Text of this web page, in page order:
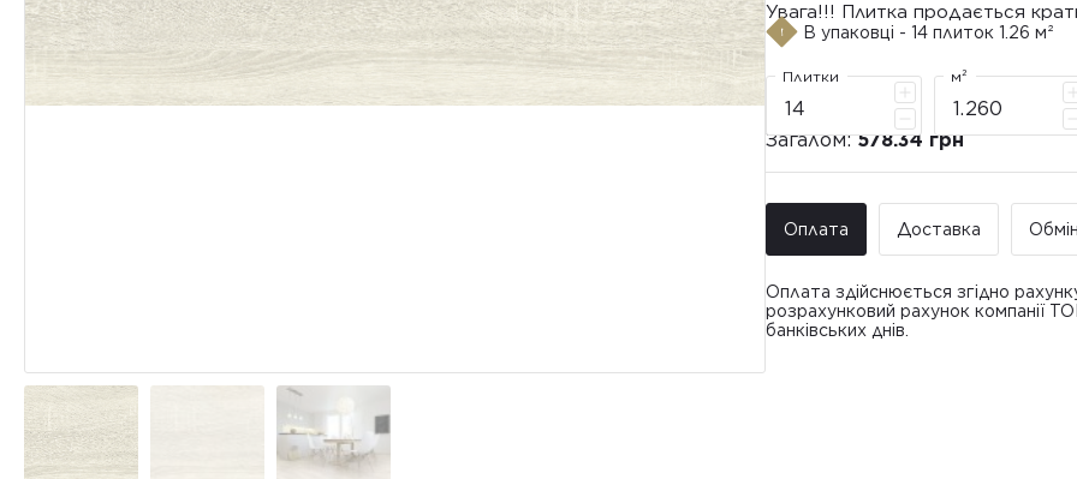
Увага!!! Плитка продається
В упаковці - 14 плиток 1.26 м²
Плитки м²
Загалом:578.34 грн
Оплата Доставка Обмін
Оплата здійснюється згідно
розрахунковий рахунок компанії
банківських днів.